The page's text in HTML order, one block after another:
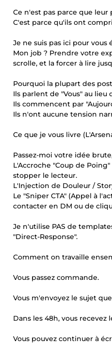
Ce n'est pas parce que
C'est parce qu'ils ont
Je ne suis pas ici pour
Mon job ? Prendre votre
scrolle, et la forcer à lire
Pourquoi la plupart des
Ils parlent de "Vous" au
Ils commencent par
Ils n'ont aucune tension
Ce que je vous livre
Passez-moi votre idée
L'Accroche "Coup de
stopper le lecteur.
L'Injection de Douleur /
Le "Sniper CTA" (Appel à
contacter en DM ou de
Je n'utilise PAS de
"Direct-Response".
Comment on travaille
Vous passez commande.
Vous m'envoyez le sujet
Dans les 48h, vous recevez
Vous pouvez continuer à